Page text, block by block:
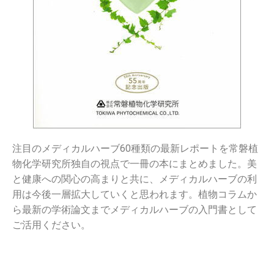
注目のメディカルハーブ60種類の最新レポートを常磐植
物化学研究所独自の視点で一冊の本にまとめました。美
と健康への関心の高まりと共に、メディカルハーブの利
用は今後一層拡大していくと思われます。植物コラムか
ら最新の学術論文までメディカルハーブの入門書として
ご活用ください。